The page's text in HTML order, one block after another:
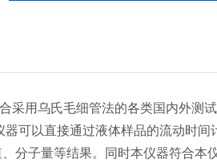
采用乌氏毛细管法的各类国内外测
可以直接通过液体样品的流动时
分子量等结果。同时本仪器符合本